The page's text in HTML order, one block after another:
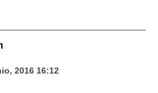
2016 16:12